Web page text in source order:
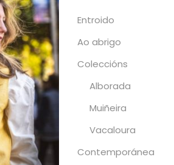
Entroido
Ao abrigo
Coleccións
Alborada
Muiñeira
Vacaloura
Contemporánea